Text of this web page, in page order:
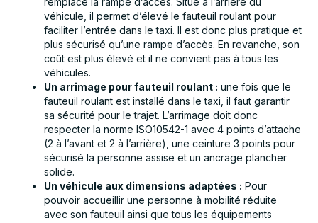
véhicule, il permet d’élevé le fauteuil roulant pour
faciliter l’entrée dans le taxi. Il est donc plus pratique et
plus sécurisé qu’une rampe d’accès. En revanche, son
coût est plus élevé et il ne convient pas à tous les
véhicules.
Un arrimage pour fauteuil roulant : une fois que le
fauteuil roulant est installé dans le taxi, il faut garantir
sa sécurité pour le trajet. L’arrimage doit donc
respecter la norme ISO10542-1 avec 4 points d’attache
(2 à l’avant et 2 à l’arrière), une ceinture 3 points pour
sécurisé la personne assise et un ancrage plancher
solide.
Un véhicule aux dimensions adaptées : Pour
pouvoir accueillir une personne à mobilité réduite
avec son fauteuil ainsi que tous les équipements